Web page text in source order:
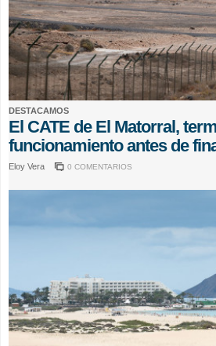
DESTACAMOS
El CATE de El Matorral,
funcionamiento antes de
Eloy Vera 0 COMENTARIOS